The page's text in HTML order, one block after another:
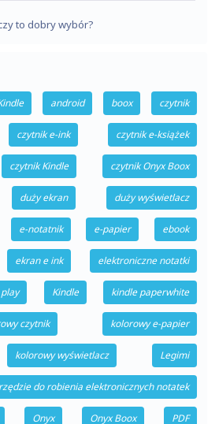
to dobry wybór?
android boox czytnik
czytnik e-ink czytnik e-książek
czytnik Kindle czytnik Onyx Boox
duży ekran duży wyświetlacz
e-notatnik e-papier ebook
ekran e ink elektroniczne notatki
Kindle kindle paperwhite
czytnik kolorowy e-papier
kolorowy wyświetlacz Legimi
do robienia elektronicznych notatek
Onyx Onyx Boox PDF